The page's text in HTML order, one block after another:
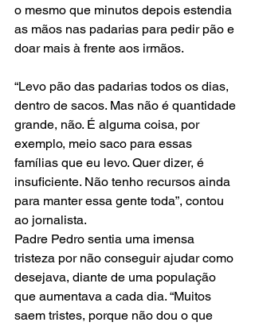
o mesmo que minutos depois estendia
as mãos nas padarias para pedir pão e
doar mais à frente aos irmãos.
“Levo pão das padarias todos os dias,
dentro de sacos. Mas não é quantidade
grande, não. É alguma coisa, por
exemplo, meio saco para essas
famílias que eu levo. Quer dizer, é
insuficiente. Não tenho recursos ainda
para manter essa gente toda”, contou
ao jornalista.
Padre Pedro sentia uma imensa
tristeza por não conseguir ajudar como
desejava, diante de uma população
que aumentava a cada dia. “Muitos
saem tristes, porque não dou o que